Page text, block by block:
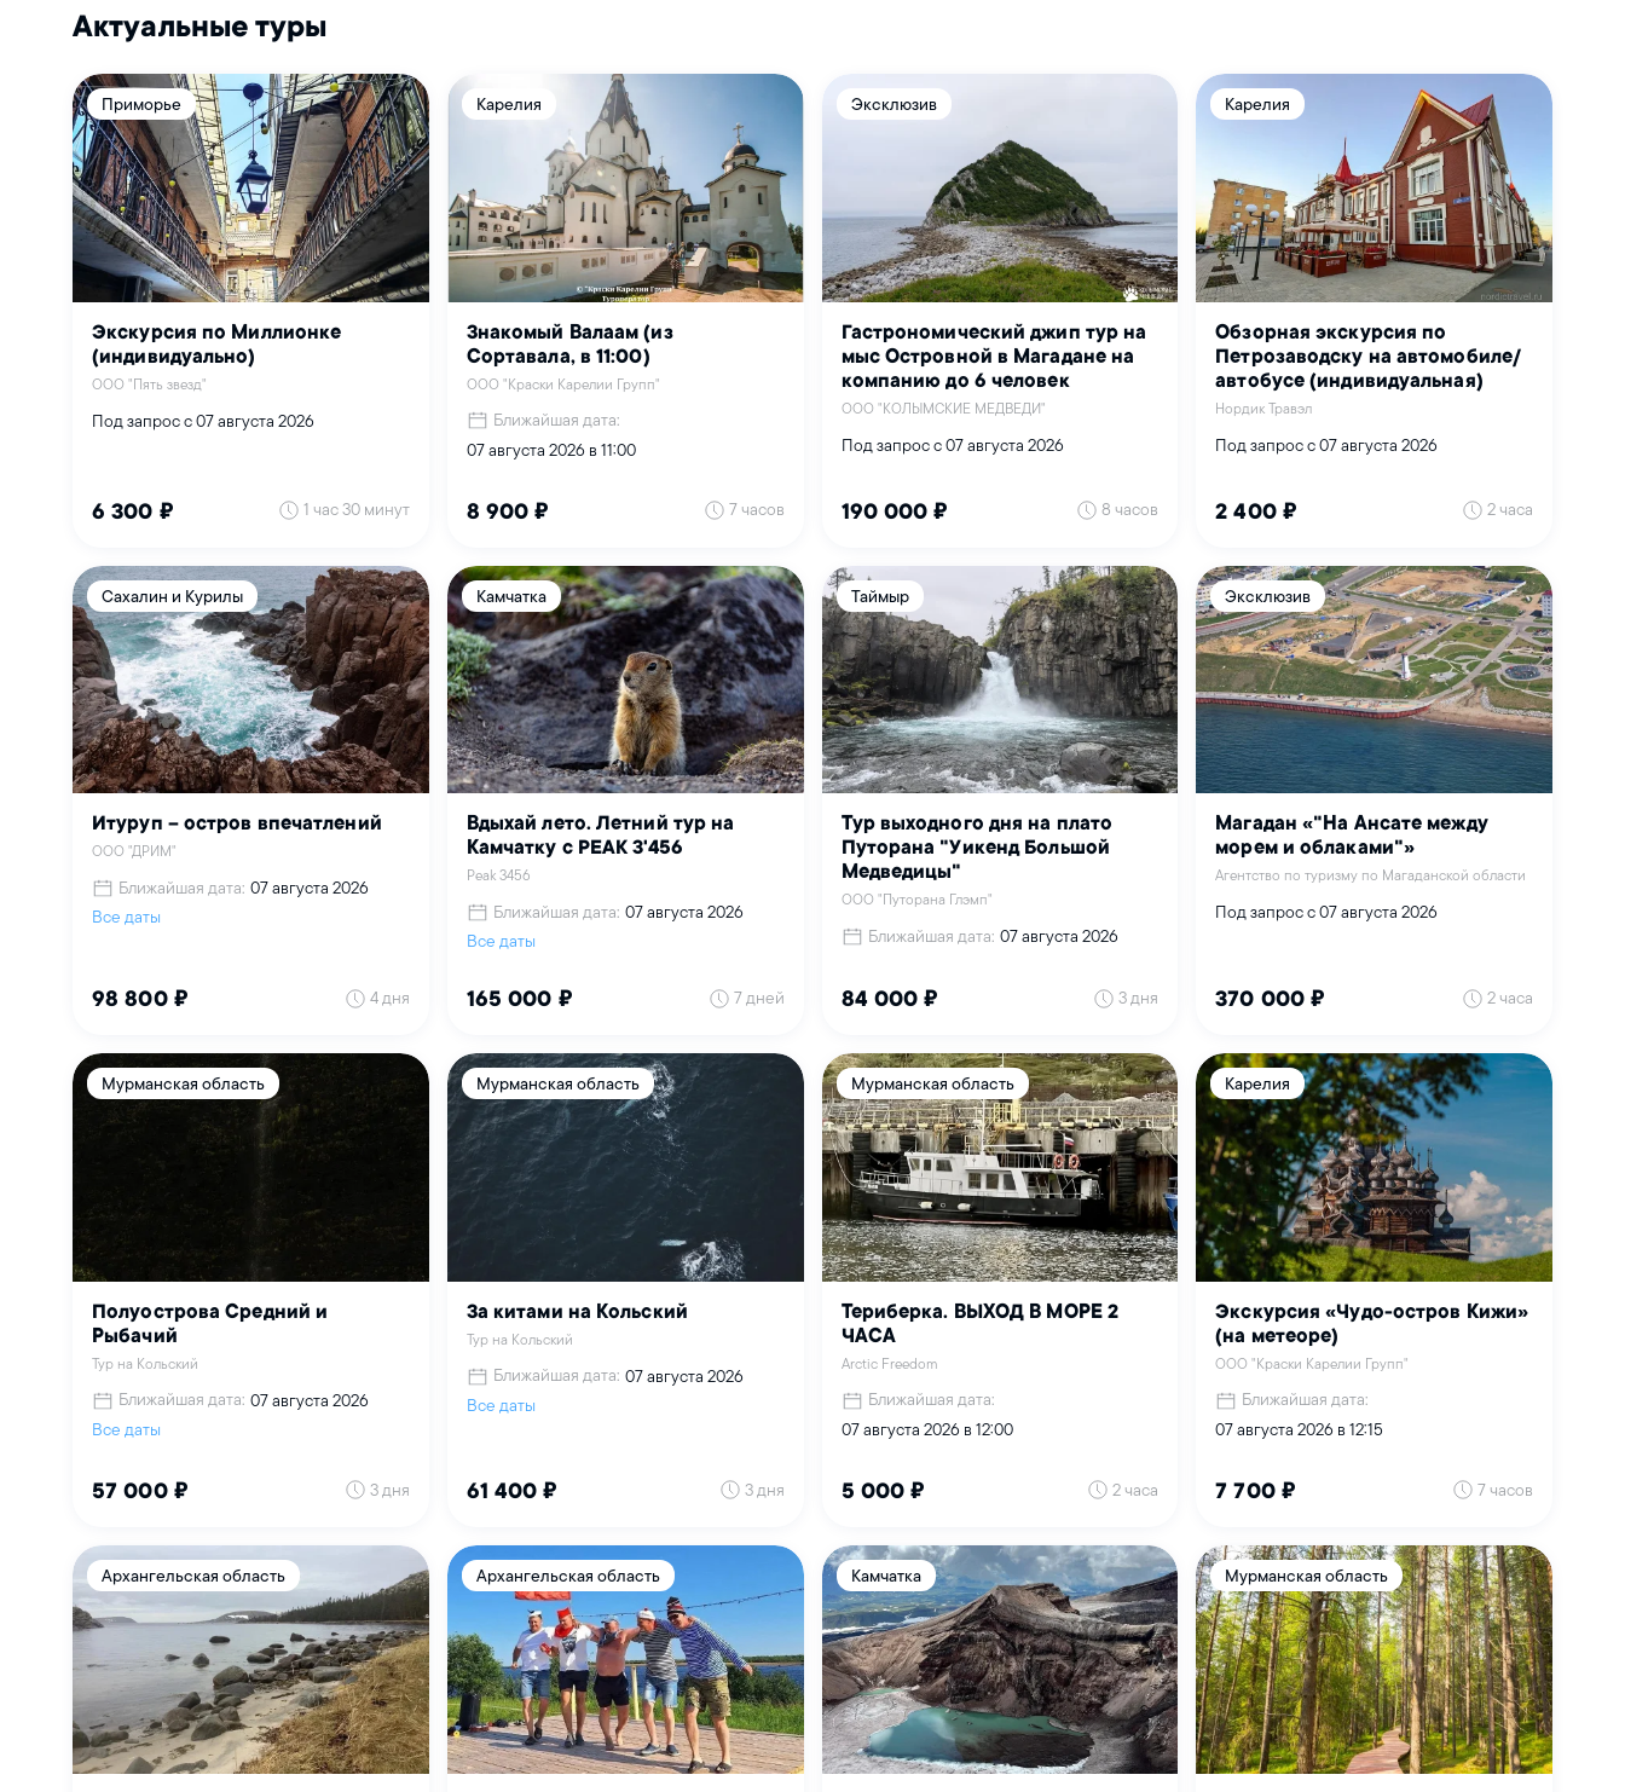
Актуальные туры
Приморье
Экскурсия по Миллионке
(индивидуально)
ООО "Пять звезд"
Под запрос с 07 августа 2026
6 300 ₽ 1 час 30 минут
Карелия
Знакомый Валаам (из
Сортавала, в 11:00)
ООО "Краски Карелии Групп"
Ближайшая дата:
07 августа 2026 в 11:00
8 900 ₽ 7 часов
Эксклюзив
Гастрономический джип тур на
мыс Островной в Магадане на
компанию до 6 человек
ООО "КОЛЫМСКИЕ МЕДВЕДИ"
Под запрос с 07 августа 2026
190 000 ₽ 8 часов
Карелия
Обзорная экскурсия по
Петрозаводску на автомобиле/
автобусе (индивидуальная)
Нордик Травэл
Под запрос с 07 августа 2026
2 400 ₽ 2 часа
Сахалин и Курилы
Итуруп – остров впечатлений
ООО "ДРИМ"
Ближайшая дата: 07 августа 2026
Все даты
98 800 ₽ 4 дня
Камчатка
Вдыхай лето. Летний тур на
Камчатку с PEAK 3'456
Peak 3456
Ближайшая дата: 07 августа 2026
Все даты
165 000 ₽ 7 дней
Таймыр
Тур выходного дня на плато
Путорана "Уикенд Большой
Медведицы"
ООО "Путорана Глэмп"
Ближайшая дата: 07 августа 2026
84 000 ₽ 3 дня
Эксклюзив
Магадан «"На Ансате между
морем и облаками"»
Агентство по туризму по Магаданской области
Под запрос с 07 августа 2026
370 000 ₽ 2 часа
Мурманская область
Полуострова Средний и
Рыбачий
Тур на Кольский
Ближайшая дата: 07 августа 2026
Все даты
57 000 ₽ 3 дня
Мурманская область
За китами на Кольский
Тур на Кольский
Ближайшая дата: 07 августа 2026
Все даты
61 400 ₽ 3 дня
Мурманская область
Териберка. ВЫХОД В МОРЕ 2
ЧАСА
Arctic Freedom
Ближайшая дата:
07 августа 2026 в 12:00
5 000 ₽ 2 часа
Карелия
Экскурсия «Чудо-остров Кижи»
(на метеоре)
ООО "Краски Карелии Групп"
Ближайшая дата:
07 августа 2026 в 12:15
7 700 ₽ 7 часов
Архангельская область Архангельская область Камчатка Мурманская область